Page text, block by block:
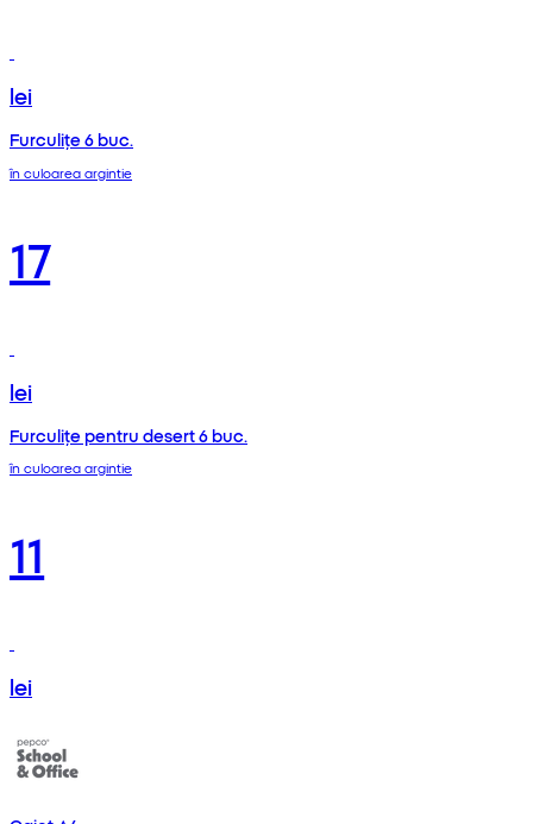
lei
Furculițe 6 buc.
în culoarea argintie
17
lei
Furculițe pentru desert 6 buc.
în culoarea argintie
11
lei